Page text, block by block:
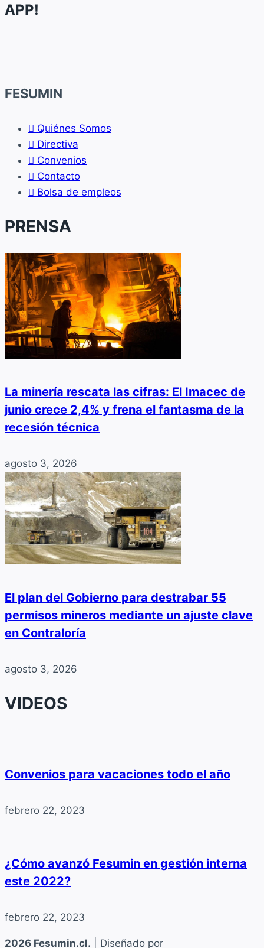
APP!
FESUMIN
Quiénes Somos
Directiva
Convenios
Contacto
Bolsa de empleos
PRENSA
La minería rescata las cifras: El Imacec de
junio crece 2,4% y frena el fantasma de la
recesión técnica
agosto 3, 2026
El plan del Gobierno para destrabar 55
permisos mineros mediante un ajuste clave
en Contraloría
agosto 3, 2026
VIDEOS
Convenios para vacaciones todo el año
febrero 22, 2023
¿Cómo avanzó Fesumin en gestión interna
este 2022?
febrero 22, 2023
2026 Fesumin.cl. | Diseñado por